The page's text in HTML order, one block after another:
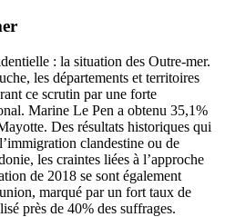
: la situation des Outre-mer.
les départements et territoires
ce scrutin par une forte
Marine Le Pen a obtenu 35,1%
Des résultats historiques qui
clandestine ou de
les craintes liées à l’approche
de 2018 se sont également
marqué par un fort taux de
près de 40% des suffrages.